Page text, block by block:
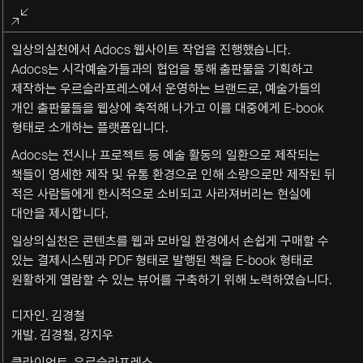
전체화면
종료
일상의실천에서 Adocs 웹사이트 작업을 진행했습니다.
Adocs는 시각예술가들과의 협업을 통해 출판물을 기획하고
제작하는 우르슬라프레스에서 운영하는 브랜드로, 예술가들의
개인 출판물들을 웹상에 축적해 나가고 이를 대중에게 E-book
형태로 소개하는 플랫폼입니다.
Adocs는 전시나 프로젝트 등 예술 활동의 일환으로 제작되는
책들이 영세한 제작 및 유통 환경으로 인해 소량으로만 제작된 뒤
적은 사람들에게 한시적으로 소비되고 사라져버리는 현실에
대안을 제시합니다.
일상의실천은 콘텐츠를 웹과 모바일 환경에서 손쉽게 구매할 수
있는 결제시스템과 PDF 형태로 발행된 책을 E-book 형태로
원활하게 열람할 수 있는 뷰어를 구축하기 위해 노력하였습니다.
디자인. 김경철
개발. 김경철, 강지우